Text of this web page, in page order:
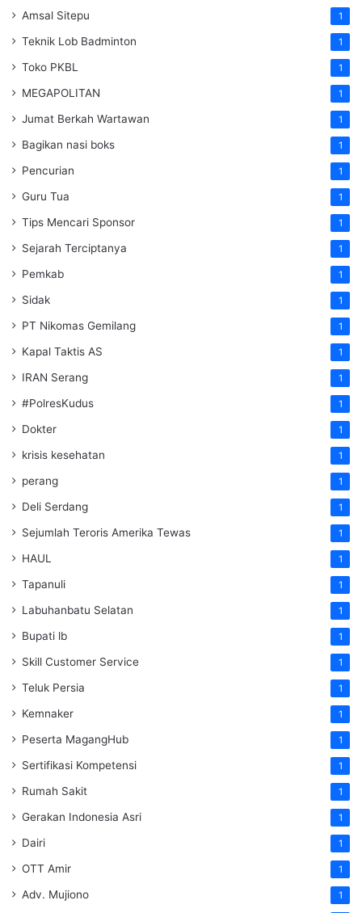
Amsal Sitepu 1
Teknik Lob Badminton 1
Toko PKBL 1
MEGAPOLITAN 1
Jumat Berkah Wartawan 1
Bagikan nasi boks 1
Pencurian 1
Guru Tua 1
Tips Mencari Sponsor 1
Sejarah Terciptanya 1
Pemkab 1
Sidak 1
PT Nikomas Gemilang 1
Kapal Taktis AS 1
IRAN Serang 1
#PolresKudus 1
Dokter 1
krisis kesehatan 1
perang 1
Deli Serdang 1
Sejumlah Teroris Amerika Tewas 1
HAUL 1
Tapanuli 1
Labuhanbatu Selatan 1
Bupati lb 1
Skill Customer Service 1
Teluk Persia 1
Kemnaker 1
Peserta MagangHub 1
Sertifikasi Kompetensi 1
Rumah Sakit 1
Gerakan Indonesia Asri 1
Dairi 1
OTT Amir 1
Adv. Mujiono 1